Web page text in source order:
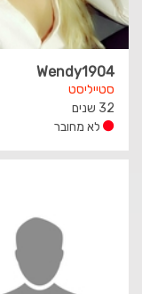
Wendy1904
סטייליסט
32 שנים
לא מחובר